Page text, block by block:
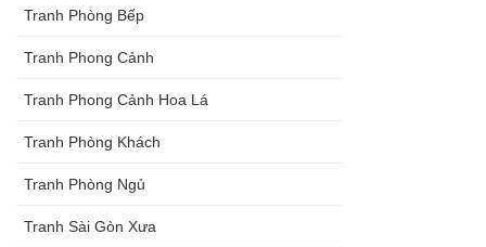
Tranh Phòng Bếp
Tranh Phong Cảnh
Tranh Phong Cảnh Hoa Lá
Tranh Phòng Khách
Tranh Phòng Ngủ
Tranh Sài Gòn Xưa